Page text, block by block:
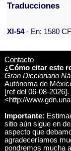
Traducciones
XI-54- En: 1580
Contacto
¿Cómo citar este
Gran Diccionario
Autónoma de
[ref del 06-08-
<http://
Importante:
sitio aún sigue en
aspecto que
agradeceríamos
pondremos mucha